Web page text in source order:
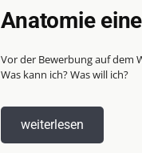
Anatomie
Vor der Bewerbung auf dem
Was kann ich? Was will ich?
weiterlesen